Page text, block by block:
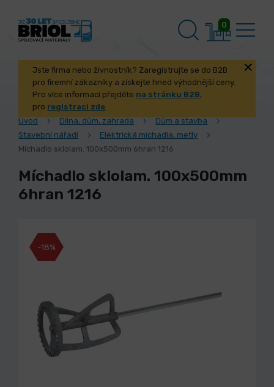
0
Jste firma nebo živnostník? Zaregistrujte se do B2B
pro firemní zákazníky a získejte hned výhodnější ceny.
Pro více informací přejděte na stránku B2B,
pro registraci zde.
Úvod
Dílna, dům, zahrada
Dům a stavba
Stavební nářadí
Elektrická míchadla, metly
Míchadlo sklolam. 100x500mm 6hran 1216
Míchadlo sklolam. 100x500mm
6hran 1216
-18%